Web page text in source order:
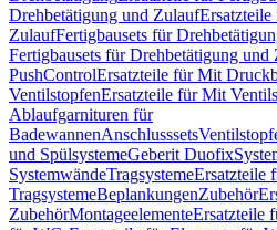
Drehbetätigung und Zulauf
ZulaufFertigbausets für
Fertigbausets für Drehbetätigung und
PushControlErsatzteile für Mit
VentilstopfenErsatzteile für Mit
Ablaufgarnituren für
BadewannenAnschlusssets
und SpülsystemeGeberit Duofix
SystemwändeTragsystemeErsatzteile
TragsystemeBeplankungenZubehör
ZubehörMontageelementeErsatzteile